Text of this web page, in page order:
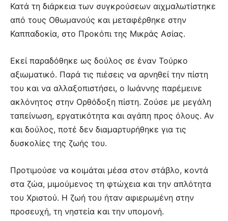
Κατά τη διάρκεια των συγκρούσεων αιχμαλωτίστηκε
από τους Οθωμανούς και μεταφέρθηκε στην
Καππαδοκία, στο Προκόπι της Μικράς Ασίας.
Εκεί παραδόθηκε ως δούλος σε έναν Τούρκο
αξιωματικό. Παρά τις πιέσεις να αρνηθεί την πίστη
του και να αλλαξοπιστήσει, ο Ιωάννης παρέμεινε
ακλόνητος στην Ορθόδοξη πίστη. Ζούσε με μεγάλη
ταπείνωση, εργατικότητα και αγάπη προς όλους. Αν
και δούλος, ποτέ δεν διαμαρτυρήθηκε για τις
δυσκολίες της ζωής του.
Προτιμούσε να κοιμάται μέσα στον στάβλο, κοντά
στα ζώα, μιμούμενος τη φτώχεια και την απλότητα
του Χριστού. Η ζωή του ήταν αφιερωμένη στην
προσευχή, τη νηστεία και την υπομονή.